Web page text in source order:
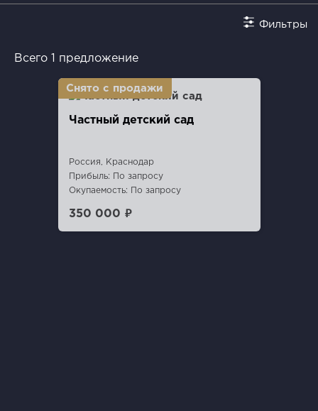
Фильтры
Всего 1 предложение
Частный детский сад
Россия, Краснодар
Прибыль: По запросу
Окупаемость: По запросу
350 000 ₽